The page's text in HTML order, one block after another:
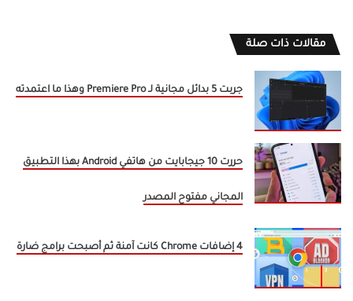
مقالات ذات صلة
جربت 5 بدائل مجانية لـ Premiere Pro وهذا ما اعتمدته
حررت 10 جيجابايت من هاتفي Android بهذا التطبيق
المجاني مفتوح المصدر
4 إضافات Chrome كانت آمنة ثم أصبحت برامج ضارة